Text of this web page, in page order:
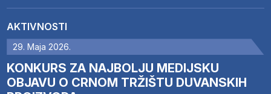
AKTIVNOSTI
29. Maja 2026.
KONKURS ZA NAJBOLJU MEDIJSKU
OBJAVU O CRNOM TRŽIŠTU DUVANSKIH